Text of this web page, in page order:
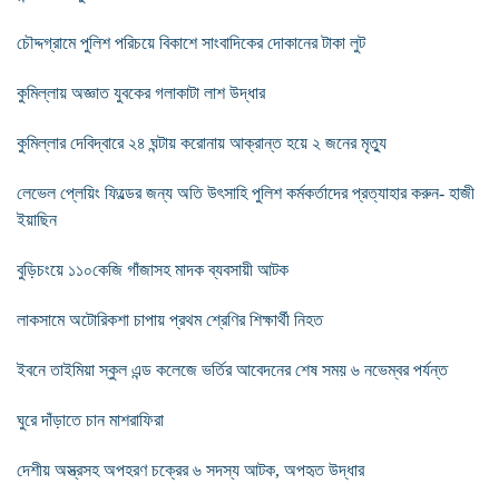
চৌদ্দগ্রামে পুলিশ পরিচয়ে বিকাশে সাংবাদিকের দোকানের টাকা লুট
কুমিল্লায় অজ্ঞাত যুবকের গলাকাটা লাশ উদ্ধার
কুমিল্লার দেবিদ্বারে ২৪ ঘন্টায় করোনায় আক্রান্ত হয়ে ২ জনের মৃত্যু
লেভেল প্লেয়িং ফিল্ডের জন্য অতি উৎসাহি পুলিশ কর্মকর্তাদের প্রত্যাহার করুন- হাজী
ইয়াছিন
বুড়িচংয়ে ১১০কেজি গাঁজাসহ মাদক ব্যবসায়ী আটক
লাকসামে অটোরিকশা চাপায় প্রথম শ্রেণির শিক্ষার্থী নিহত
ইবনে তাইমিয়া স্কুল এন্ড কলেজে ভর্তির আবেদনের শেষ সময় ৬ নভেম্বর পর্যন্ত
ঘুরে দাঁড়াতে চান মাশরাফিরা
দেশীয় অস্ত্রসহ অপহরণ চক্রের ৬ সদস্য আটক, অপহৃত উদ্ধার